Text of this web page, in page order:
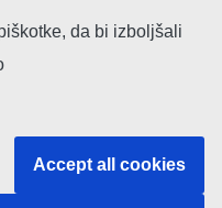
da bi izboljšali
Accept all cookies